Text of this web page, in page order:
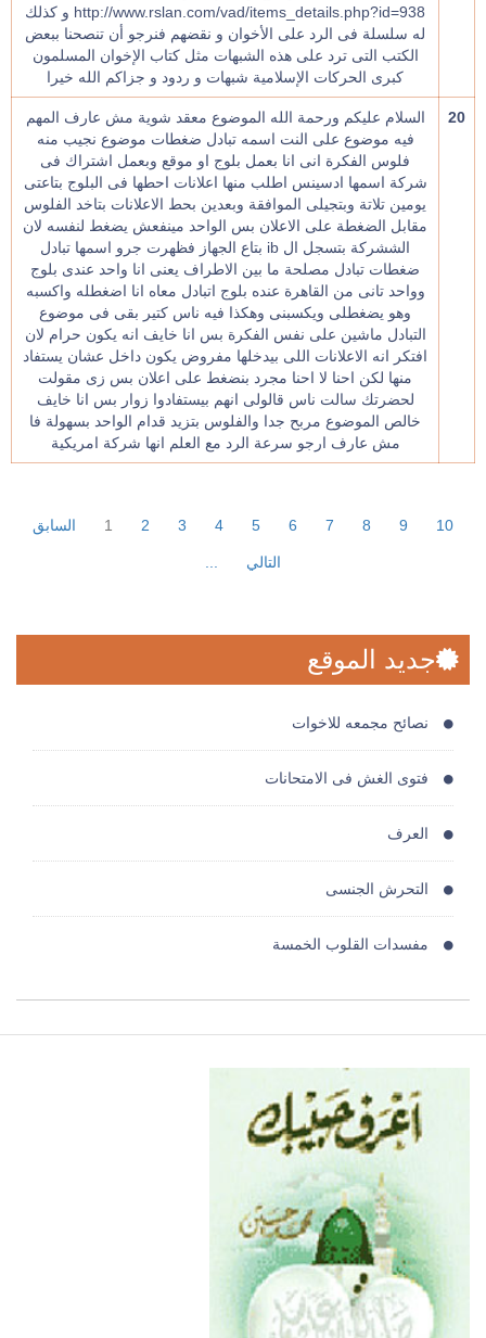
http://www.rslan.com/vad/items_details.php?id=938 و كذلك
له سلسلة فى الرد على الأخوان و نقضهم فنرجو أن تنصحنا ببعض
الكتب التى ترد على هذه الشبهات مثل كتاب الإخوان المسلمون
كبرى الحركات الإسلامية شبهات و ردود و جزاكم الله خيرا
20
السلام عليكم ورحمة الله الموضوع معقد شوية مش عارف المهم
فيه موضوع على النت اسمه تبادل ضغطات موضوع نجيب منه
فلوس الفكرة انى انا بعمل بلوج او موقع وبعمل اشتراك فى
شركة اسمها ادسينس اطلب منها اعلانات احطها فى البلوج بتاعتى
يومين تلاتة وبتجيلى الموافقة وبعدين بحط الاعلانات بتاخد الفلوس
مقابل الضغطة على الاعلان بس الواحد مينفعش يضغط لنفسه لان
الششركة بتسجل ال ib بتاع الجهاز فظهرت جرو اسمها تبادل
ضغطات تبادل مصلحة ما بين الاطراف يعنى انا واحد عندى بلوج
وواحد تانى من القاهرة عنده بلوج اتبادل معاه انا اضغطله واكسبه
وهو يضغطلى ويكسبنى وهكذا فيه ناس كتير بقى فى موضوع
التبادل ماشين على نفس الفكرة بس انا خايف انه يكون حرام لان
افتكر انه الاعلانات اللى بيدخلها مفروض يكون داخل عشان يستفاد
منها لكن احنا لا احنا مجرد بنضغط على اعلان بس زى مقولت
لحضرتك سالت ناس قالولى انهم بيستفادوا زوار بس انا خايف
خالص الموضوع مربح جدا والفلوس بتزيد قدام الواحد بسهولة فا
مش عارف ارجو سرعة الرد مع العلم انها شركة امريكية
السابق 1 2 3 4 5 6 7 8 9 10
التالي
جديد الموقع
نصائح مجمعه للاخوات
فتوى الغش فى الامتحانات
العرف
التحرش الجنسى
مفسدات القلوب الخمسة
ارشاد المجتمع
فِرق الشيعة وأهم أفكارها وعقائدها
لقاء الشيخ محمد حسين عيسى على اذاعة القرآن الكريم
السر الاعظم